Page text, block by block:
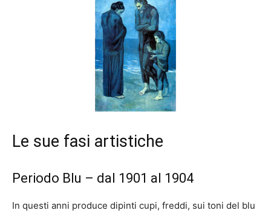
Le sue fasi artistiche
Periodo Blu – dal 1901 al 1904
In questi anni produce dipinti cupi, freddi, sui toni del blu